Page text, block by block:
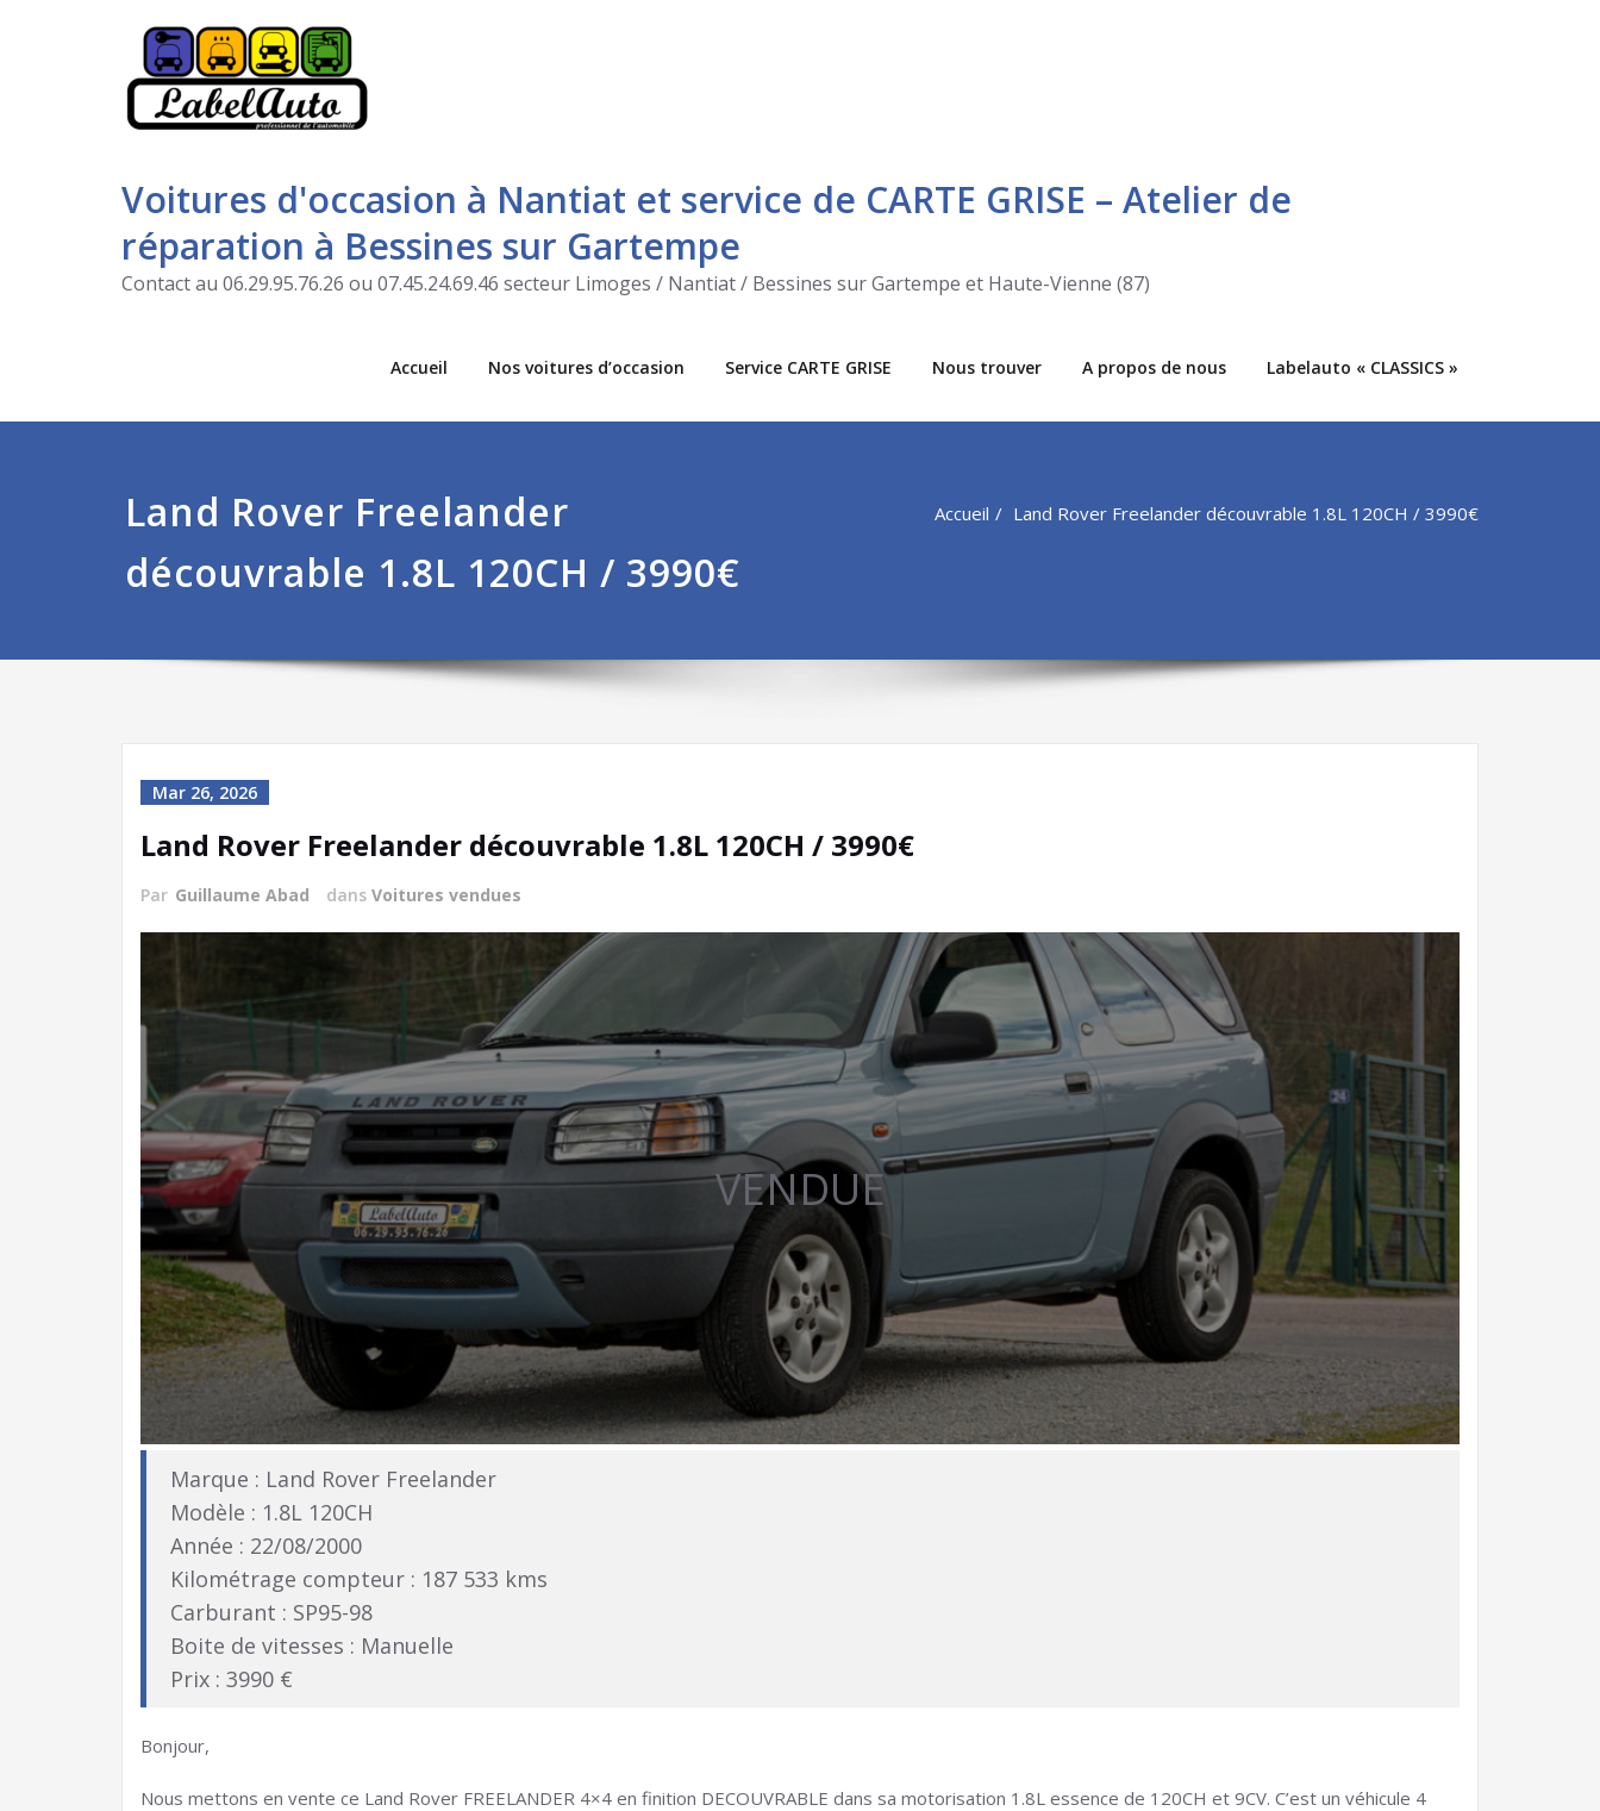
Voitures d'occasion à Nantiat et service de CARTE GRISE – Atelier de
réparation à Bessines sur Gartempe
Contact au 06.29.95.76.26 ou 07.45.24.69.46 secteur Limoges / Nantiat / Bessines sur Gartempe et Haute-Vienne (87)
Accueil Nos voitures d’occasion Service CARTE GRISE Nous trouver A propos de nous Labelauto « CLASSICS »
Land Rover Freelander
découvrable 1.8L 120CH / 3990€
Accueil Land Rover Freelander découvrable 1.8L 120CH / 3990€
Mar 26, 2026
Land Rover Freelander découvrable 1.8L 120CH / 3990€
Par Guillaume Abad dans Voitures vendues
VENDUE
Marque : Land Rover Freelander
Modèle : 1.8L 120CH
Année : 22/08/2000
Kilométrage compteur : 187 533 kms
Carburant : SP95-98
Boite de vitesses : Manuelle
Prix : 3990 €
Bonjour,
Nous mettons en vente ce Land Rover FREELANDER 4×4 en finition DECOUVRABLE dans sa motorisation 1.8L essence de 120CH et 9CV. C’est un véhicule 4